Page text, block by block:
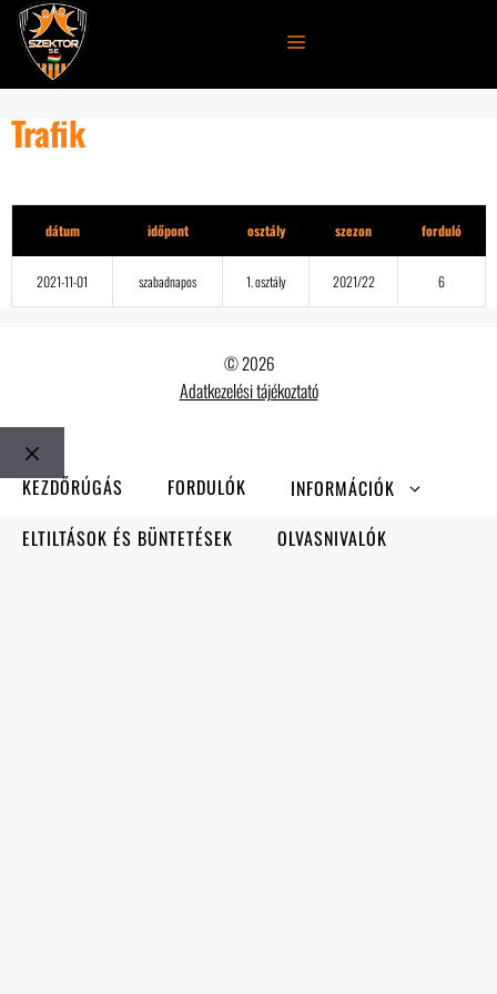
Kilépés
tartalomba
MENÜ
Trafik
dátum időpont osztály szezon forduló
2021-11-01 szabadnapos 1. osztály 2021/22 6
© 2026
Adatkezelési tájékoztató
Bezár
KEZDŐRÚGÁS FORDULÓK
INFORMÁCIÓK
ELTILTÁSOK ÉS BÜNTETÉSEK
OLVASNIVALÓK